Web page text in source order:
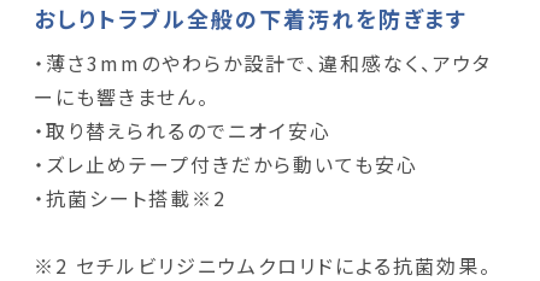
おしりトラブル全般の下着汚れを防ぎます
・薄さ3mmのやわらか設計で、違和感なく、アウタ
ーにも響きません。
・取り替えられるのでニオイ安心
・ズレ止めテープ付きだから動いても安心
・抗菌シート搭載※2
※2 セチルビリジニウムクロリドによる抗菌効果。